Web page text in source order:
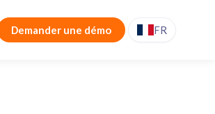
Demander une démo FR